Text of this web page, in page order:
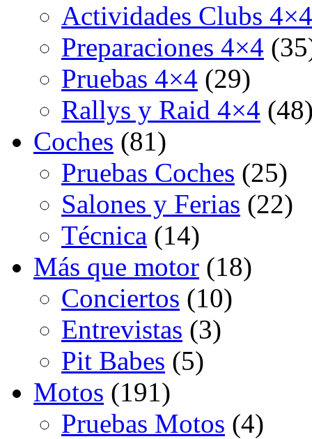
Actividades Clubs 4×4
Preparaciones 4×4
Pruebas 4×4 (29)
Rallys y Raid 4×4
Coches (81)
Pruebas Coches (25)
Salones y Ferias (22)
Técnica (14)
Más que motor (18)
Conciertos (10)
Entrevistas (3)
Pit Babes (5)
Motos (191)
Pruebas Motos (4)